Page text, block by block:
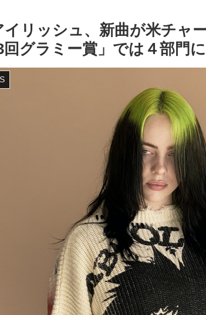
イリッシュ、新曲が米チャ
回グラミー賞」では４部門